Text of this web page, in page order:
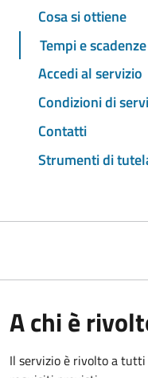
Cosa si ottiene
Tempi e scadenze
Accedi al servizio
Condizioni di
Contatti
Strumenti di
A chi è
Il servizio è rivolto a